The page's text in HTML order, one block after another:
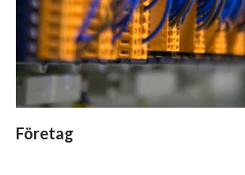
Företag